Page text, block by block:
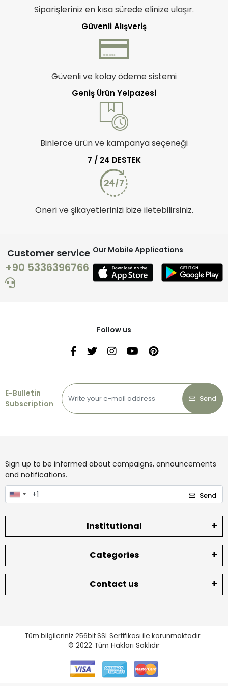
Siparişleriniz en kısa sürede elinize ulaşır.
Güvenli Alışveriş
Güvenli ve kolay ödeme sistemi
Geniş Ürün Yelpazesi
Binlerce ürün ve kampanya seçeneği
7 / 24 DESTEK
Öneri ve şikayetlerinizi bize iletebilirsiniz.
Customer service
+90 5336396766
Our Mobile Applications
Follow us
E-Bulletin
Subscription
Send
Sign up to be informed about campaigns, announcements
and notifications.
Send
Institutional
Categories
Contact us
Tüm bilgileriniz 256bit SSL Sertifikası ile korunmaktadır.
© 2022 Tüm Hakları Saklıdır